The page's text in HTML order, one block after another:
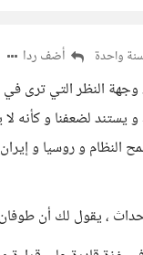
واحدة أضف ردا
وجهة النظر التي ترى
يستند لضعفنا و كأنه
النظام و روسيا و
، يقول لك أن